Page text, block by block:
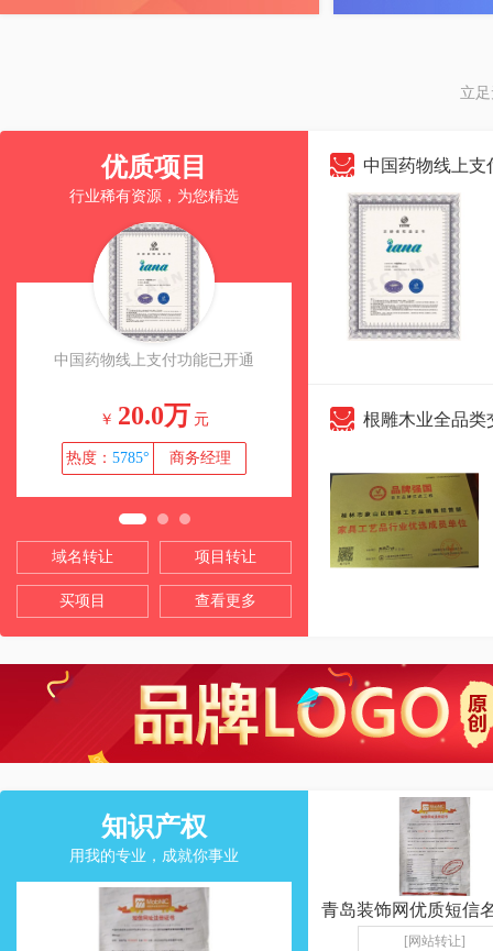
立
优质项目
行业稀有资源，为您精选
广西美容养生全域服务平台，125
￥ 125.0万 元
热度：
￥ 386.0万 元
54655°
商务
域名转让 项目转让
买项目 查看更多
中国药物线上支
根雕木业全品类交易
知识产权
用我的专业，成就你事业
[网站转让]